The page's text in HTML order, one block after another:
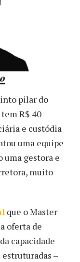
pilar do
R$ 40
e custódia
uma equipe
uma gestora e
muito
que o Master
oferta de
capacidade
–